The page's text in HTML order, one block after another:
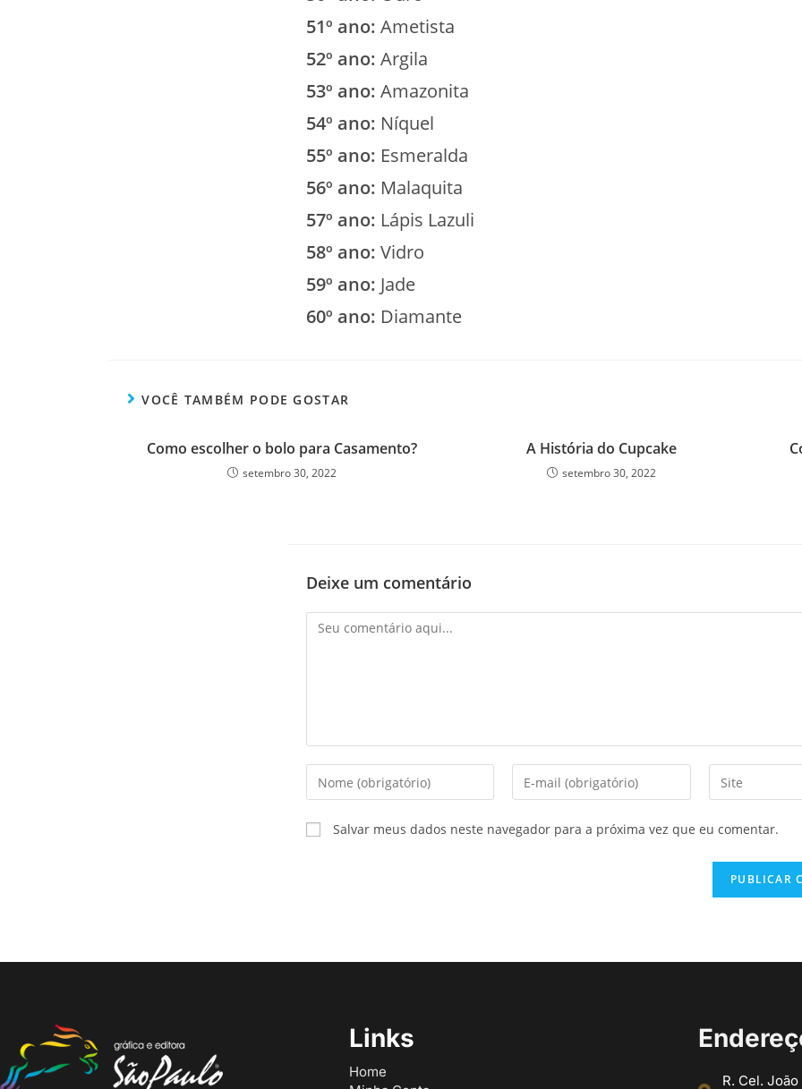
51º ano: Ametista
52º ano: Argila
53º ano: Amazonita
54º ano: Níquel
55º ano: Esmeralda
56º ano: Malaquita
57º ano: Lápis Lazuli
58º ano: Vidro
59º ano: Jade
60º ano: Diamante
VOCÊ TAMBÉM PODE GOSTAR
Como escolher o bolo para Casamento?
setembro 30, 2022
A História do Cupcake
setembro 30, 2022
Deixe um comentário
Salvar meus dados neste navegador para a próxima vez que eu comentar.
Links
Home
R. Cel.